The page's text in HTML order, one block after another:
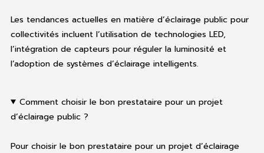
Les tendances actuelles en matière d’éclairage public pour
collectivités incluent l’utilisation de technologies LED,
l’intégration de capteurs pour réguler la luminosité et
l’adoption de systèmes d’éclairage intelligents.
Comment choisir le bon prestataire pour un projet
d’éclairage public ?
Pour choisir le bon prestataire pour un projet d’éclairage